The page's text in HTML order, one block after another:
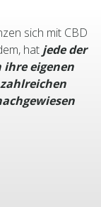
sich mit CBD
hat jede der
eigenen